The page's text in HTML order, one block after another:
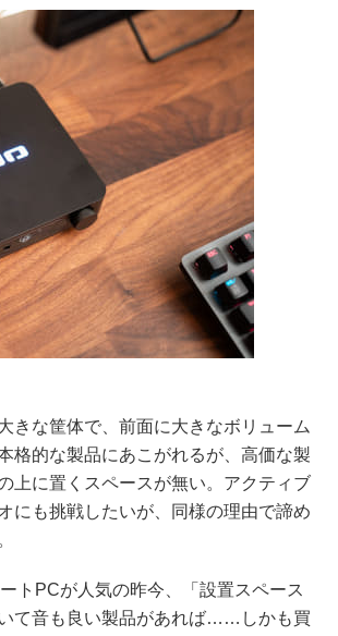
きな筐体で、前面に大きなボリューム
格的な製品にあこがれるが、高価な製
上に置くスペースが無い。アクティブ
にも挑戦したいが、同様の理由で諦め
トPCが人気の昨今、「設置スペース
て音も良い製品があれば……しかも買